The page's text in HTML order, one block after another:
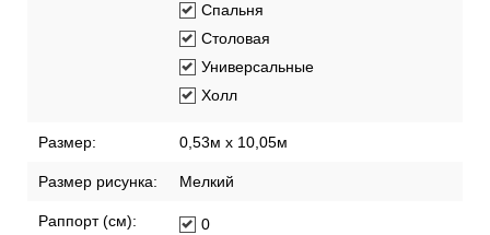
Спальня
Столовая
Универсальные
Холл
Размер: 0,53м x 10,05м
Размер рисунка: Мелкий
Раппорт (см): 0